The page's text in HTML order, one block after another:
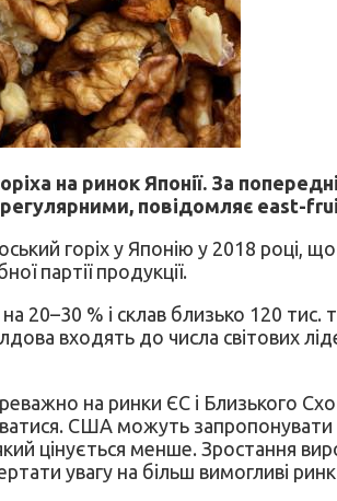
на ринок Японії. За
повідомляє east-
горіх у Японію у 2018
партії продукції.
20–30 % і склав близько 120
входять до числа світових
на ринки ЄС і Близького
США можуть
цінується менше. Зростання
увагу на більш вимогливі